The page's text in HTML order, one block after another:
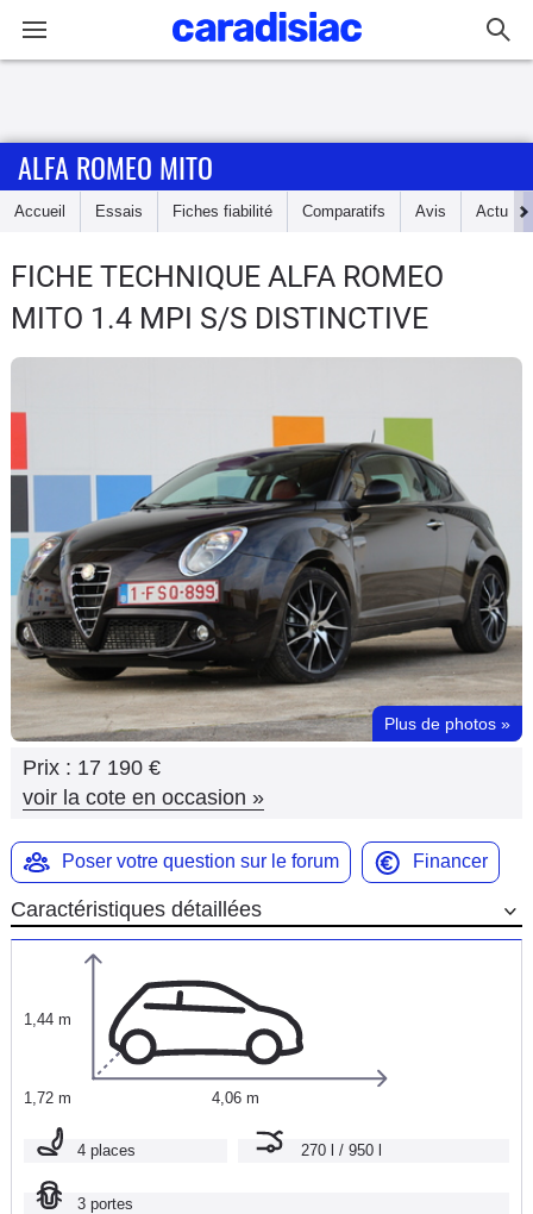
Accueil
Essais
Guide
Electriques
Utilitaires
Flottes
Auto
Services
Forum
Moto
Marques
ALFA ROMEO MITO
Accueil Essais Fiches fiabilité Comparatifs Avis Actu
FICHE TECHNIQUE ALFA ROMEO
MITO 1.4 MPI S/S DISTINCTIVE
Plus de photos »
Prix : 17 190 €
voir la cote en occasion »
Poser votre question sur le forum Financer
Caractéristiques détaillées
1,44 m
1,72 m 4,06 m
4 places 270 l / 950 l
3 portes